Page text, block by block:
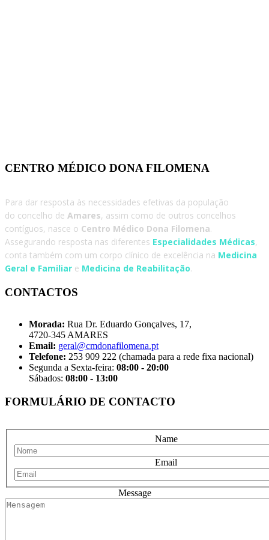
CENTRO MÉDICO DONA FILOMENA
Para dar resposta às necessidades efetivas da população
do concelho de Amares, assim como de outros concelhos
contíguos, nasce o Centro Médico Dona Filomena.
Assegurando resposta nas diferentes Especialidades Médicas,
conta também com um corpo clínico de excelência na Medicina
Geral e Familiar e Medicina de Reabilitação.
CONTACTOS
Morada: Rua Dr. Eduardo Gonçalves, 17,
4720-345 AMARES
Email: geral@cmdonafilomena.pt
Telefone: 253 909 222 (chamada para a rede fixa nacional)
Segunda a Sexta-feira: 08:00 - 20:00
Sábados: 08:00 - 13:00
FORMULÁRIO DE CONTACTO
Name
Email
Message